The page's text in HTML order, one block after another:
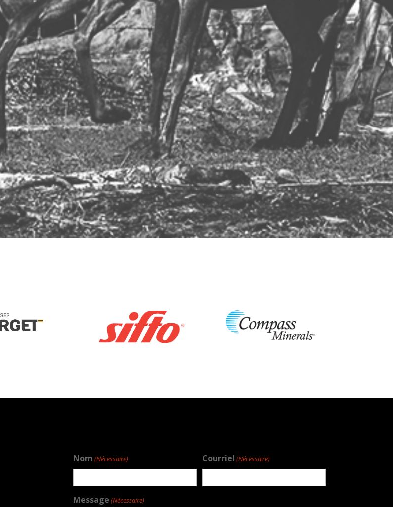
Nom (Nécessaire) Courriel (Nécessaire)
Message (Nécessaire)